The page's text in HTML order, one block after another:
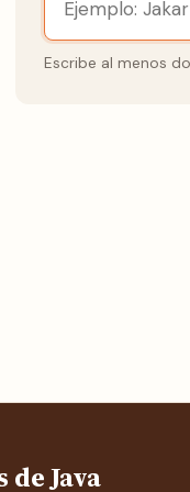
Escribe al menos
de Java